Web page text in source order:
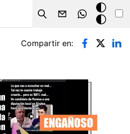
Search
Modo
oscuro
Compartir en: